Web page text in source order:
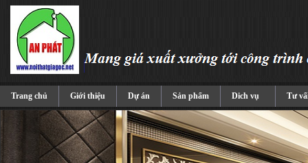
Trang chủ Giới thiệu Dự án Sản phẩm Dich vụ Tư